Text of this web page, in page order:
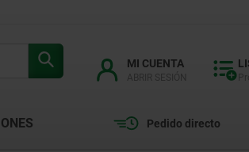
MI CUENTA
Pedido directo